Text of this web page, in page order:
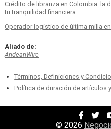
Crédito de libranza en Colombia: la
tu tranquilidad financiera
Operador logístico de última milla
Aliado de:
AndeanWire
Términos, Definiciones y
Política de duración de artículos
Profile
© 2026